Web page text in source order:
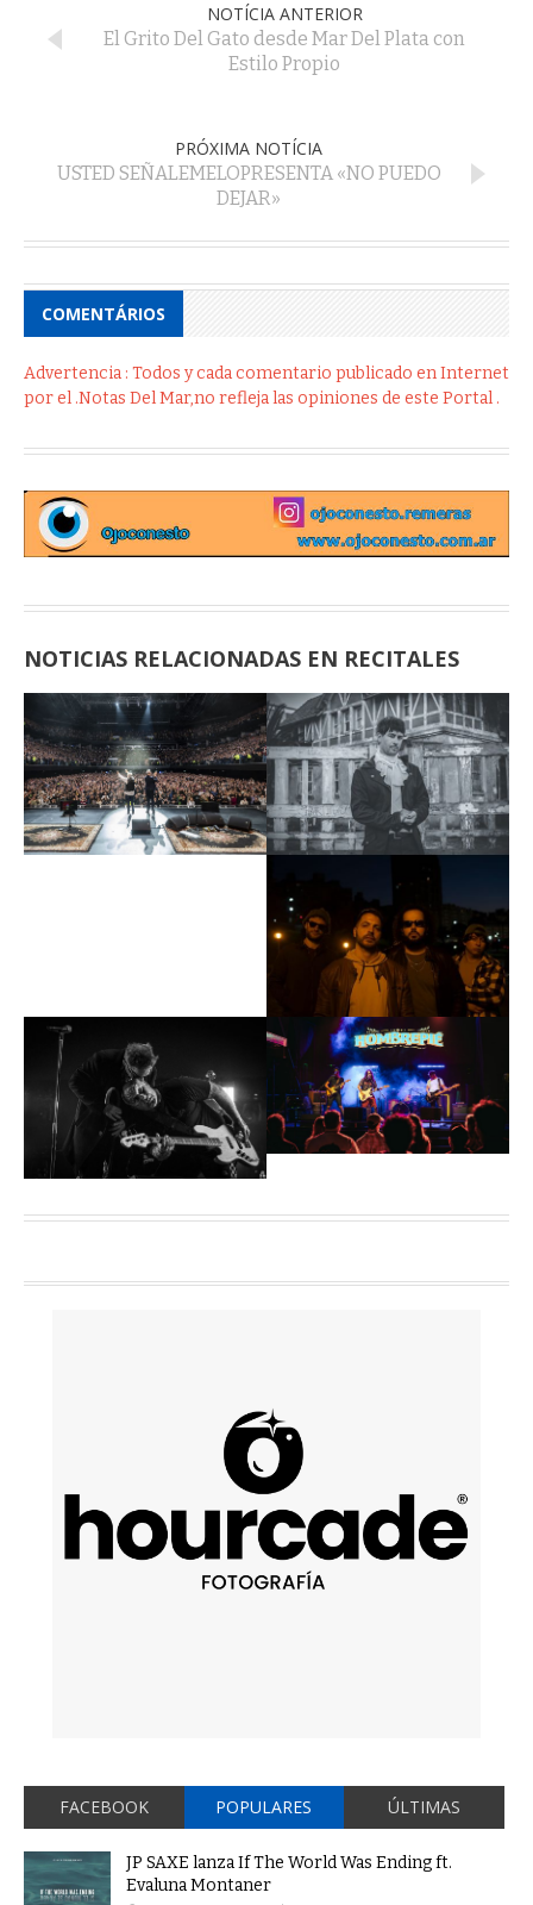
NOTÍCIA ANTERIOR
El Grito Del Gato desde Mar Del Plata con
Estilo Propio
PRÓXIMA NOTÍCIA
USTED SEÑALEMELOPRESENTA «NO PUEDO
DEJAR»
COMENTÁRIOS
Advertencia : Todos y cada comentario publicado en Internet
por el .Notas Del Mar,no refleja las opiniones de este Portal .
NOTICIAS RELACIONADAS EN RECITALES
FACEBOOK POPULARES ÚLTIMAS
JP SAXE lanza If The World Was Ending ft.
Evaluna Montaner